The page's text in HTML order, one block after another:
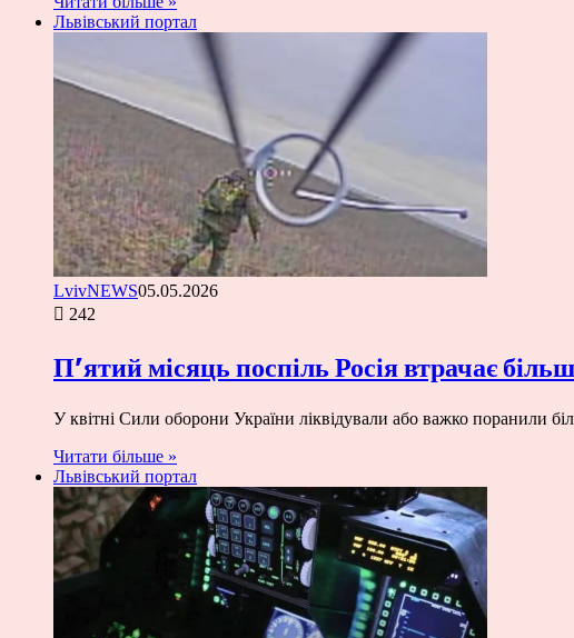
Львівський портал
LvivNEWS05.05.2026
242
П’ятий місяць поспіль Росія втрачає
У квітні Сили оборони України ліквідували або важко поранили
Читати більше »
Львівський портал